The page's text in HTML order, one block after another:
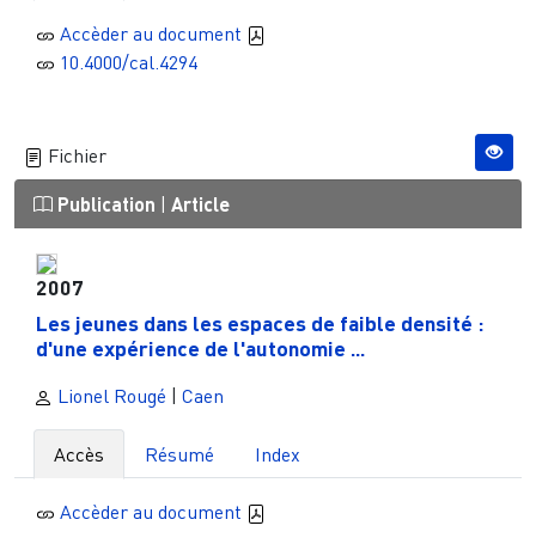
Accèder au document
10.4000/cal.4294
Fichier
Publication Article
2007
Les jeunes dans les espaces de faible densité :
d'une expérience de l'autonomie ...
Lionel Rougé | Caen
Accès Résumé Index
Accèder au document